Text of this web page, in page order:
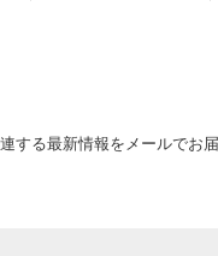
する最新情報をメールでお届